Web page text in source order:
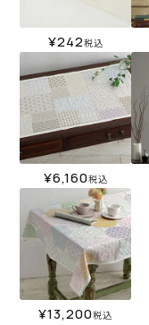
¥242税込
¥6,160税込
¥13,200税込